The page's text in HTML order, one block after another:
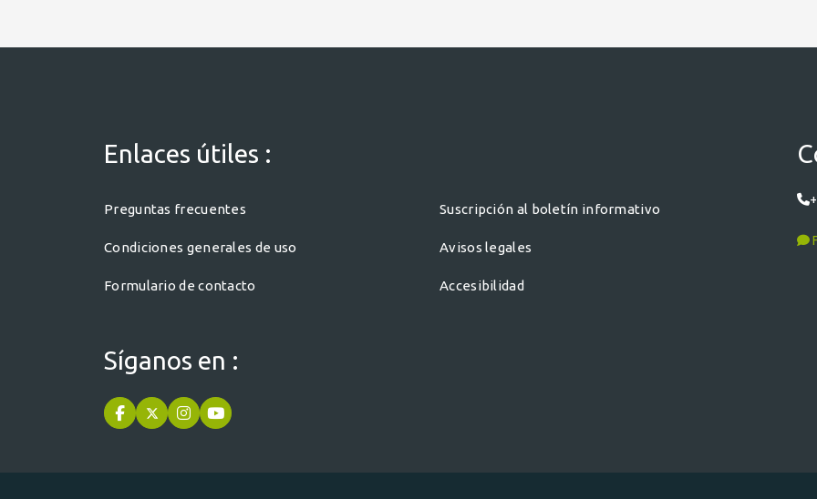
Enlaces útiles :
Preguntas frecuentes Suscripción al boletín informativo
Condiciones generales de uso Avisos legales
Formulario de contacto Accesibilidad
Síganos en :